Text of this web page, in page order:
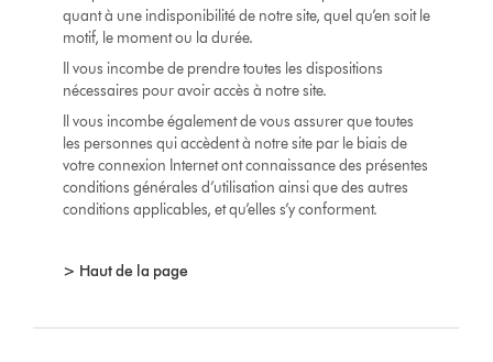
quant à une indisponibilité de notre site, quel qu’en soit le
motif, le moment ou la durée.
Il vous incombe de prendre toutes les dispositions
nécessaires pour avoir accès à notre site.
Il vous incombe également de vous assurer que toutes
les personnes qui accèdent à notre site par le biais de
votre connexion Internet ont connaissance des présentes
conditions générales d’utilisation ainsi que des autres
conditions applicables, et qu’elles s’y conforment.
> Haut de la page